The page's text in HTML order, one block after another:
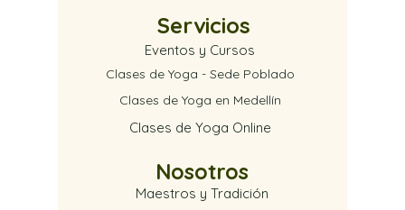
Servicios
Nosotros
Eventos y Cursos
Clases de Yoga - Sede Poblado
Clases de Yoga en Medellín
Clases de Yoga Online
Maestros y Tradición